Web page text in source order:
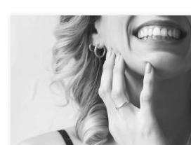
Hacerte una sesión boudoir es habitar tu
sos hoy Por qué no hay un cuerpo ideal, ni
decisión de verte con amor Hay una
mujeres se hacen antes de escribirme: